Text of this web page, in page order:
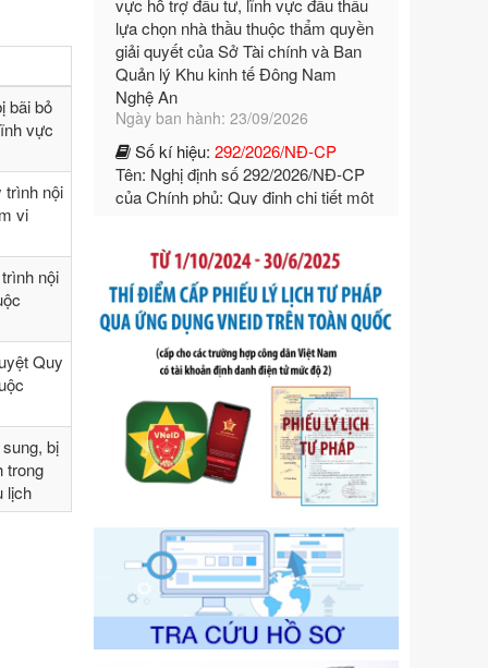
bãi bỏ
vực
trình nội
vi
nội
Quy
bị
trong
lịch
Quản lý Khu kinh tế Đông Nam
Nghệ An
Ngày ban hành: 23/09/2026
Số kí hiệu:292/2026/NĐ-CP
Tên: Nghị định số 292/2026/NĐ-CP
của Chính phủ: Quy định chi tiết một
số điều và biện pháp để tổ chức,
hướng dẫn thi hành Luật Quản lý
ngoại thương
Số kí hiệu:292/2026/NĐ-CP
Tên: Nghị định số 292/2026/NĐ-CP
của Chính phủ: Quy định chi tiết một
số điều và biện pháp để tổ chức,
hướng dẫn thi hành Luật Quản lý
ngoại thương
Ngày ban hành: 21/07/2026
Số kí hiệu: 105/2026/TT-BTC
Tên: Thông tư số 105/2026/TT-BTC
của Bộ Tài chính: Bãi bỏ Thông tư số
87/2019/TT- BТC ngày 19 tháng 12
chính hướng dẫn thực hiện xử phạt
vi phạm hành chính trong lĩnh vực
kho bạc nhà nước
Ngày ban hành: 21/07/2026
Số kí hiệu:291/2026/NĐ-CP
Tên: Nghị định số 291/2026/NĐ-CP